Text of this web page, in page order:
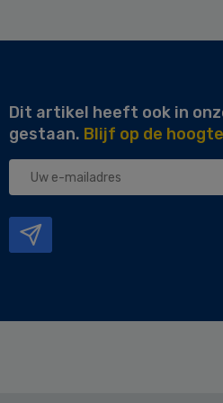
Dit artikel heeft ook in
gestaan. Blijf op de
Uw